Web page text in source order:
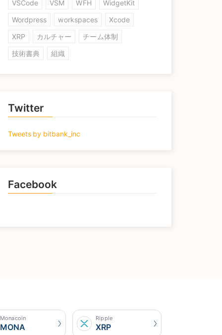
VSCode
VSM WFH
WidgetKit
Wordpress
workspaces
Xcode
XRP
カルチャー
チーム体制
技術書典
組織
Twitter
Tweets by bitbank_inc
Facebook
Monacoin
MONA
Ripple
XRP